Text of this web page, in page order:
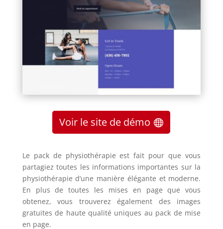
Voir le site de démo
Le pack de physiothérapie est fait pour que vous
partagiez toutes les informations importantes sur la
physiothérapie d’une manière élégante et moderne.
En plus de toutes les mises en page que vous
obtenez, vous trouverez également des images
gratuites de haute qualité uniques au pack de mise
en page.